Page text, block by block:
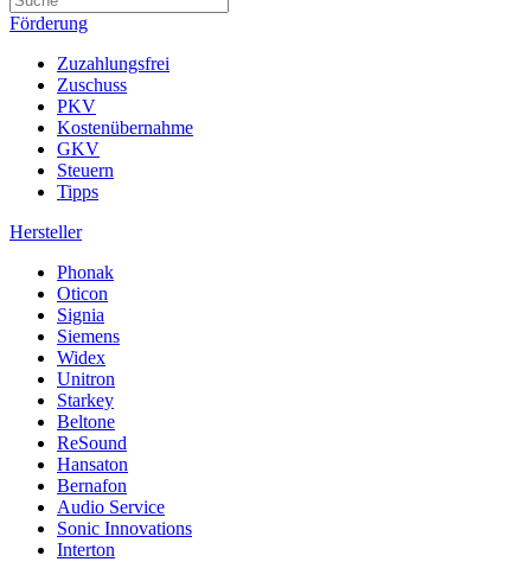
Förderung
Zuzahlungsfrei
Zuschuss
PKV
Kostenübernahme
GKV
Steuern
Tipps
Hersteller
Phonak
Oticon
Signia
Siemens
Widex
Unitron
Starkey
Beltone
ReSound
Hansaton
Bernafon
Audio Service
Sonic Innovations
Interton